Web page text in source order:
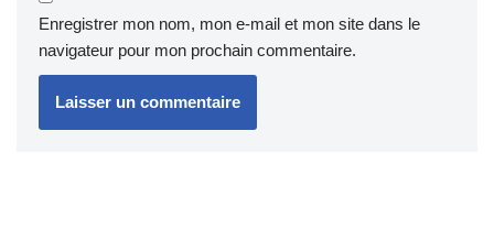
Enregistrer mon nom, mon e-mail et mon site dans le
navigateur pour mon prochain commentaire.